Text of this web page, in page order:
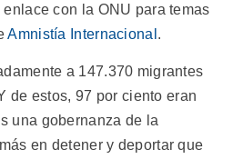
enlace con la ONU para temas
Amnistía Internacional .
a 147.370 migrantes
de estos, 97 por ciento eran
una gobernanza de la
en detener y deportar que